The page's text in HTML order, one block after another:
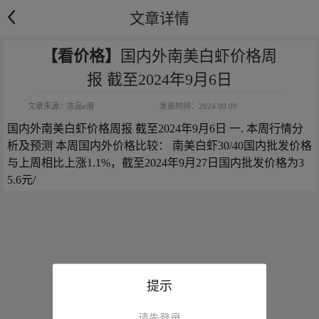
文章详情
【看价格】
国内外南美白虾价格周
报 截至2024年9月6日
文章来源： 冻品e港 发表时间： 2024.09.09
国内外南美白虾价格周报 截至2024年9月6日 一. 本周行情分
析及预测 本周国内外价格比较： 南美白虾30/40国内批发价格
与上周相比上涨1.1%，截至2024年9月27日国内批发价格为3
5.6元/
提示